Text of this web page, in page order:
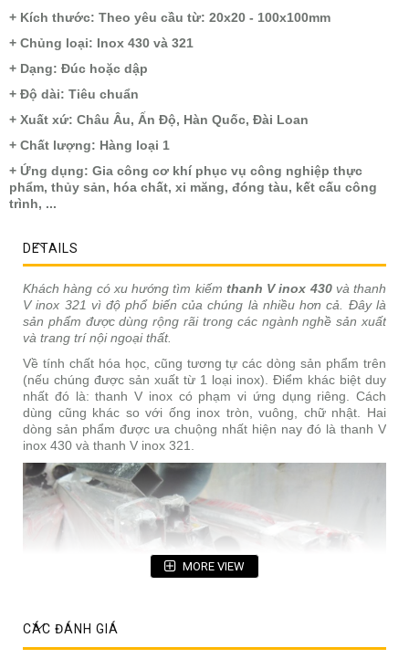
+ Kích thước: Theo yêu cầu từ: 20x20 - 100x100mm
+ Chủng loại: Inox 430 và 321
+ Dạng: Đúc hoặc dập
+ Độ dài: Tiêu chuẩn
+ Xuất xứ: Châu Âu, Ấn Độ, Hàn Quốc, Đài Loan
+ Chất lượng: Hàng loại 1
+ Ứng dụng: Gia công cơ khí phục vụ công nghiệp thực
phẩm, thủy sản, hóa chất, xi măng, đóng tàu, kết cấu công
trình, ...
DETAILS
Khách hàng có xu hướng tìm kiếm thanh V inox 430và thanh
V inox 321 vì độ phổ biến của chúng là nhiều hơn cả. Đây là
sản phẩm được dùng rộng rãi trong các ngành nghề sản xuất
và trang trí nội ngoại thất.
Về tính chất hóa học, cũng tương tự các dòng sản phẩm trên
(nếu chúng được sản xuất từ 1 loại inox). Điểm khác biệt duy
nhất đó là: thanh V inox có phạm vi ứng dụng riêng. Cách
dùng cũng khác so với ống inox tròn, vuông, chữ nhật. Hai
dòng sản phẩm được ưa chuộng nhất hiện nay đó là thanh V
inox 430 và thanh V inox 321.
MORE VIEW
CÁC ĐÁNH GIÁ